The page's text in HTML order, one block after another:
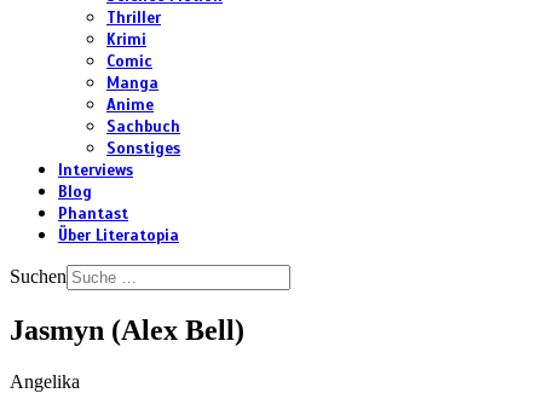
Thriller
Krimi
Comic
Manga
Anime
Sachbuch
Sonstiges
Interviews
Blog
Phantast
Über Literatopia
Suchen
Jasmyn (Alex Bell)
Angelika